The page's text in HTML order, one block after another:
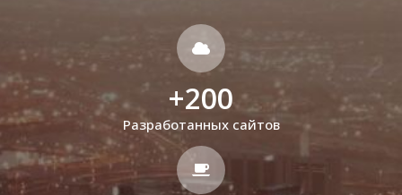
+200
Разработанных сайтов